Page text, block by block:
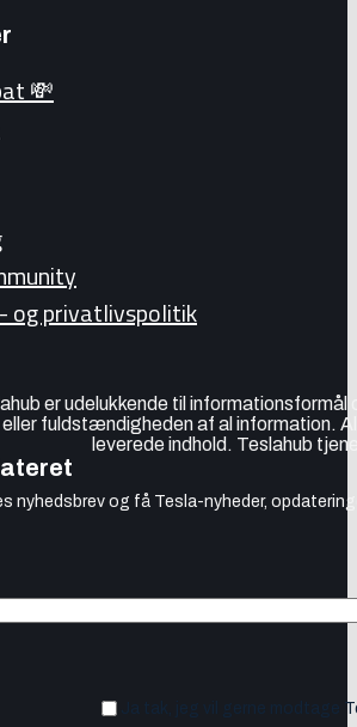
💸
og privatlivspolitik
er udelukkende til
fuldstændigheden af al information.
leverede indhold. Teslahub
nyhedsbrev og få Tesla-nyheder,
Ja tak, jeg vil gerne modtage